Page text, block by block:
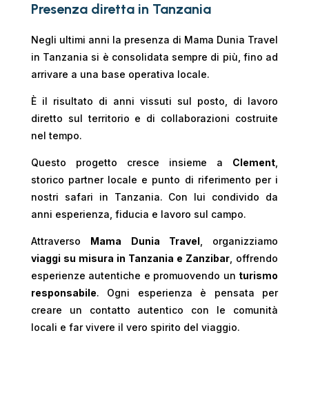
Presenza diretta in Tanzania
Negli ultimi anni la presenza di Mama Dunia Travel
in Tanzania si è consolidata sempre di più, fino ad
arrivare a una base operativa locale.
È il risultato di anni vissuti sul posto, di lavoro
diretto sul territorio e di collaborazioni costruite
nel tempo.
Questo progetto cresce insieme a Clement
storico partner locale e punto di riferimento per i
nostri safari in Tanzania. Con lui condivido da
anni esperienza, fiducia e lavoro sul campo.
Attraverso Mama Dunia Travel , organizziamo
viaggi su misura in Tanzania e Zanzibar , offrendo
esperienze autentiche e promuovendo un turismo
responsabile. Ogni esperienza è pensata per
creare un contatto autentico con le comunità
locali e far vivere il vero spirito del viaggio.